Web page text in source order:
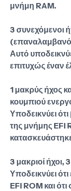
μνήμη RAM.
3 συνεχόμενοι
Αυτό
επιτυχώς έναν
1 μακρύς ήχος
κουμπιού
Υποδεικνύει
της μνήμης EFI
3 μακριοί ήχοι,
Υποδεικνύει
EFI ROM και